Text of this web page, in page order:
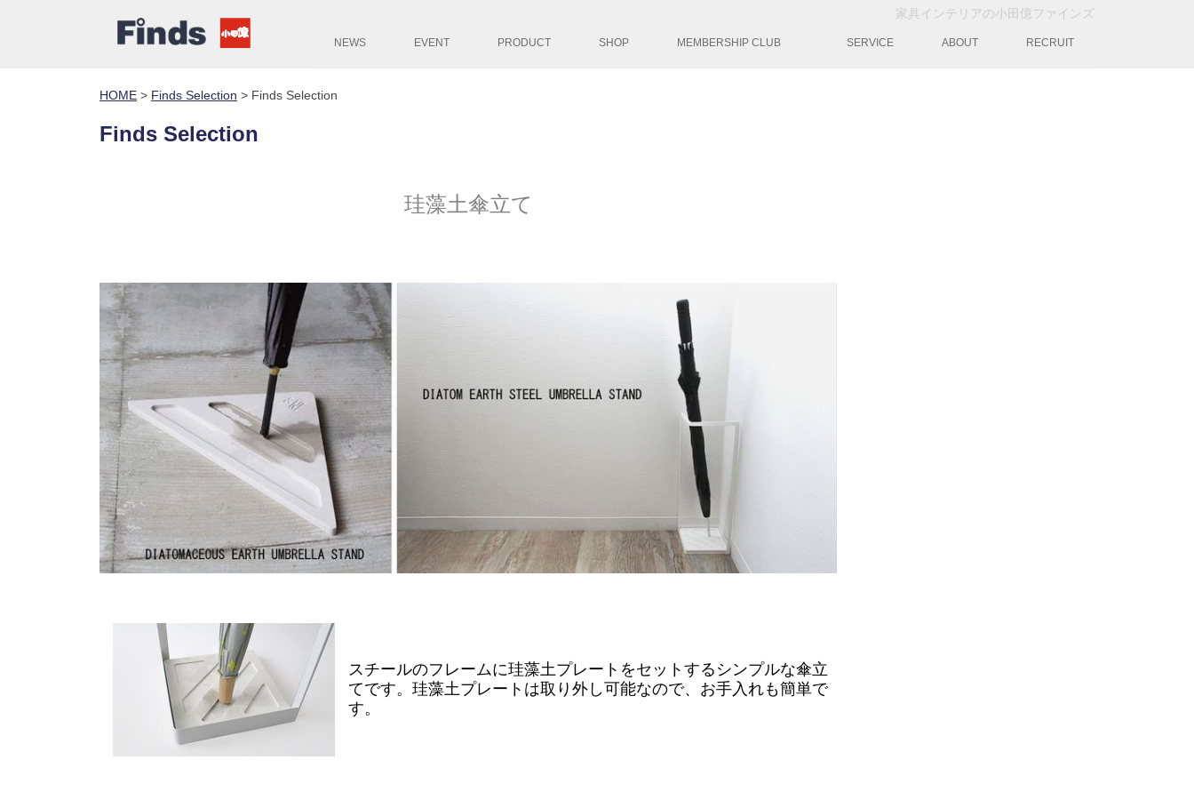
家具インテリアの小田億ファインズ
NEWS EVENT PRODUCT SHOP MEMBERSHIP CLUB SERVICE ABOUT RECRUIT
HOME > Finds Selection > Finds Selection
Finds Selection
珪藻土傘立て
スチールのフレームに珪藻土プレートをセットするシンプルな傘立
てです。珪藻土プレートは取り外し可能なので、お手入れも簡単で
す。